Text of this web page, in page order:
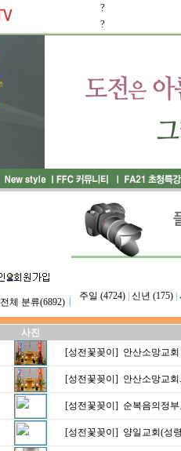
?
?
전체 분류(6892)┃
주일 (4724)| 신년 (175)|
사진
[성전꽃꽂이] 안산소망교
[성전꽃꽂이] 안산소망교
[성전꽃꽂이] 순복음의정
[성전꽃꽂이] 양일교회(성